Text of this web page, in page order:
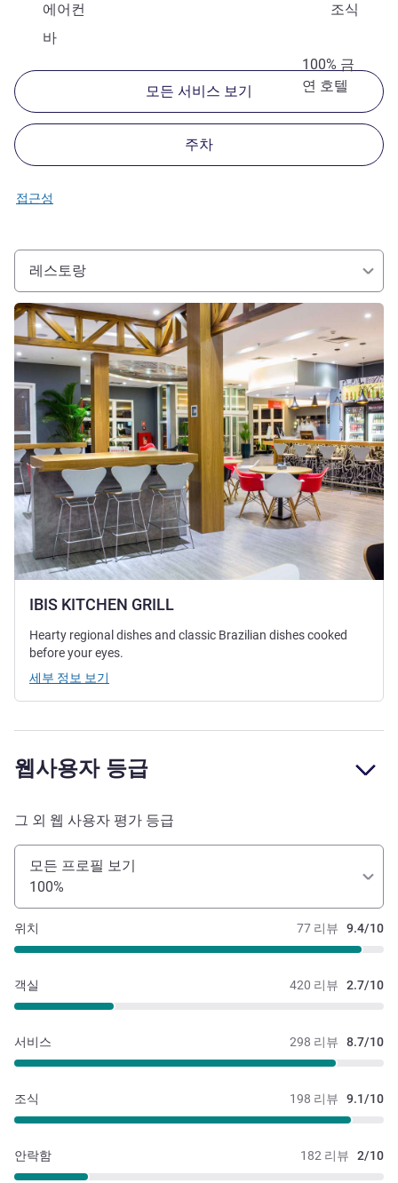
에어컨
조식
바
100% 금
연 호텔
모든 서비스 보기
주차
접근성
레스토랑
IBIS KITCHEN GRILL
세부 정보 보기
Hearty regional dishes and classic Brazilian dishes cooked
before your eyes.
세부 정보 보기
웹사용자 등급
그 외 웹 사용자 평가 등급
모든 프로필 보기
100%
77 리뷰 9.4/10
위치
420 리뷰 2.7/10
객실
298 리뷰 8.7/10
서비스
198 리뷰 9.1/10
조식
182 리뷰 2/10
안락함